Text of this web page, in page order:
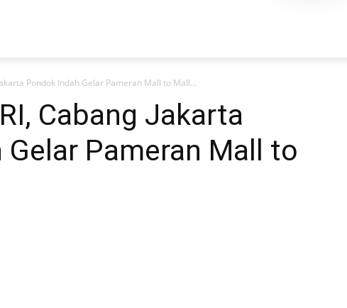
Pondok Indah Gelar Pameran Mall to Mall...
Cabang Jakarta
Pameran Mall to